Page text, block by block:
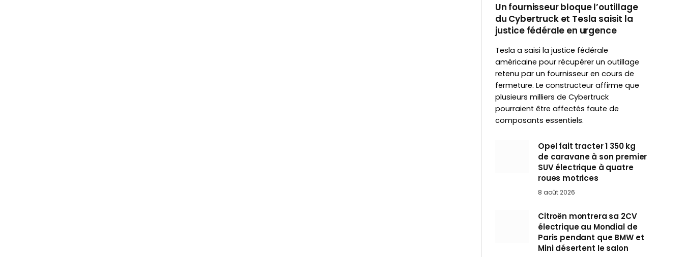
Un fournisseur bloque l’outillage
du Cybertruck et Tesla saisit la
justice fédérale en urgence
Tesla a saisi la justice fédérale
américaine pour récupérer un outillage
retenu par un fournisseur en cours de
fermeture. Le constructeur affirme que
plusieurs milliers de Cybertruck
pourraient être affectés faute de
composants essentiels.
Opel fait tracter 1 350 kg
de caravane à son premier
SUV électrique à quatre
roues motrices
8 août 2026
Citroën montrera sa 2CV
électrique au Mondial de
Paris pendant que BMW et
Mini désertent le salon